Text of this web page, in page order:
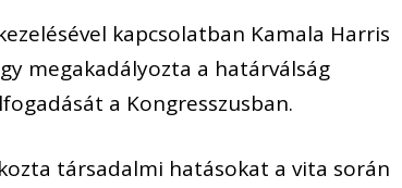
kapcsolatban Kamala Harris
megakadályozta a határválság
a Kongresszusban.
társadalmi hatásokat a vita során